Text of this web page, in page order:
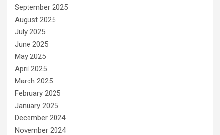
September 2025
August 2025
July 2025
June 2025
May 2025
April 2025
March 2025
February 2025
January 2025
December 2024
November 2024